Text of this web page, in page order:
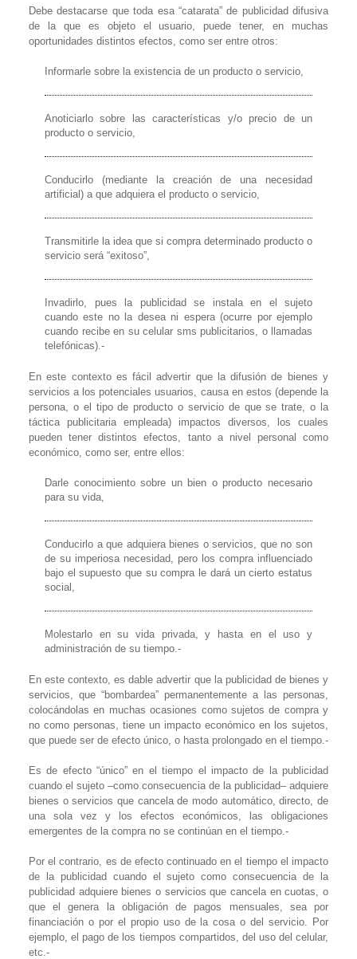
Debe destacarse que toda esa “catarata” de publicidad difusiva
de la que es objeto el usuario, puede tener, en muchas
oportunidades distintos efectos, como ser entre otros:
Informarle sobre la existencia de un producto o servicio,
Anoticiarlo sobre las características y/o precio de un
producto o servicio,
Conducirlo (mediante la creación de una necesidad
artificial) a que adquiera el producto o servicio,
Transmitirle la idea que si compra determinado producto o
servicio será “exitoso”,
Invadirlo, pues la publicidad se instala en el sujeto
cuando este no la desea ni espera (ocurre por ejemplo
cuando recibe en su celular sms publicitarios, o llamadas
telefónicas).-
En este contexto es fácil advertir que la difusión de bienes y
servicios a los potenciales usuarios, causa en estos (depende la
persona, o el tipo de producto o servicio de que se trate, o la
táctica publicitaria empleada) impactos diversos, los cuales
pueden tener distintos efectos, tanto a nivel personal como
económico, como ser, entre ellos:
Darle conocimiento sobre un bien o producto necesario
para su vida,
Conducirlo a que adquiera bienes o servicios, que no son
de su imperiosa necesidad, pero los compra influenciado
bajo el supuesto que su compra le dará un cierto estatus
social,
Molestarlo en su vida privada, y hasta en el uso y
administración de su tiempo.-
En este contexto, es dable advertir que la publicidad de bienes y
servicios, que “bombardea” permanentemente a las personas,
colocándolas en muchas ocasiones como sujetos de compra y
no como personas, tiene un impacto económico en los sujetos,
que puede ser de efecto único, o hasta prolongado en el tiempo.-
Es de efecto “único” en el tiempo el impacto de la publicidad
cuando el sujeto –como consecuencia de la publicidad– adquiere
bienes o servicios que cancela de modo automático, directo, de
una sola vez y los efectos económicos, las obligaciones
emergentes de la compra no se continúan en el tiempo.-
Por el contrario, es de efecto continuado en el tiempo el impacto
de la publicidad cuando el sujeto como consecuencia de la
publicidad adquiere bienes o servicios que cancela en cuotas, o
que el genera la obligación de pagos mensuales, sea por
financiación o por el propio uso de la cosa o del servicio. Por
ejemplo, el pago de los tiempos compartidos, del uso del celular,
etc.-